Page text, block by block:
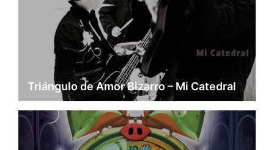
Triángulo de Amor Bizarro – Mi Catedral